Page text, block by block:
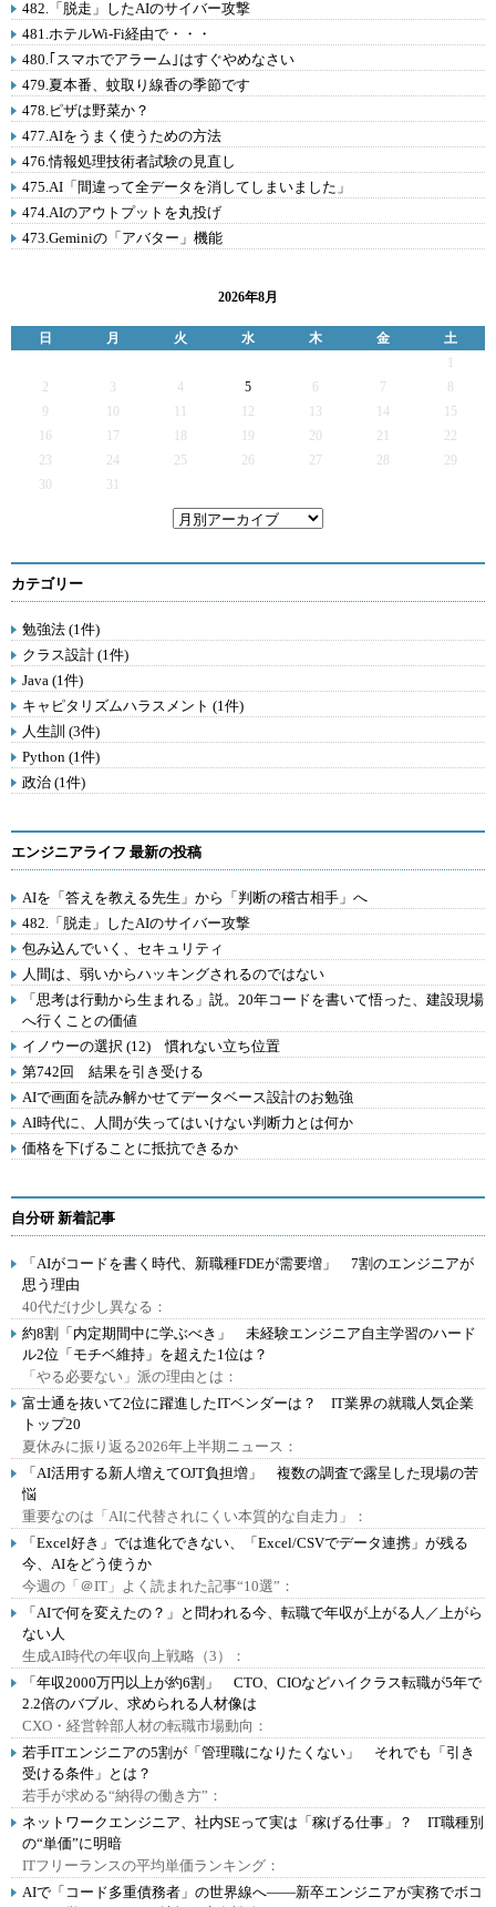
482.「脱走」したAIのサイバー攻撃
481.ホテルWi-Fi経由で・・・
480.｢スマホでアラーム｣はすぐやめなさい
479.夏本番、蚊取り線香の季節です
478.ピザは野菜か？
477.AIをうまく使うための方法
476.情報処理技術者試験の見直し
475.AI「間違って全データを消してしまいました」
474.AIのアウトプットを丸投げ
473.Geminiの「アバター」機能
2026年8月
日 月 火 水 木 金
土
2
3 4 5 6 7
9
12 13 14
15
16
17 19 20 21
22
23
24 25 26 27 28
29
30
31
カテゴリー
勉強法 (1件)
クラス設計 (1件)
Java (1件)
キャピタリズムハラスメント (1件)
人生訓 (3件)
Python (1件)
政治 (1件)
エンジニアライフ 最新の投稿
AIを「答えを教える先生」から「判断の稽古相手」へ
482.「脱走」したAIのサイバー攻撃
包み込んでいく、セキュリティ
人間は、弱いからハッキングされるのではない
「思考は行動から生まれる」説。20年コードを書いて悟った、建設現場
へ行くことの価値
イノウーの選択 (12) 慣れない立ち位置
第742回 結果を引き受ける
AIで画面を読み解かせてデータベース設計のお勉強
AI時代に、人間が失ってはいけない判断力とは何か
価格を下げることに抵抗できるか
自分研 新着記事
「AIがコードを書く時代、新職種FDEが需要増」 7割のエンジニアが
思う理由
40代だけ少し異なる：
約8割「内定期間中に学ぶべき」 未経験エンジニア自主学習のハード
ル2位「モチベ維持」を超えた1位は？
「やる必要ない」派の理由とは：
富士通を抜いて2位に躍進したITベンダーは？ IT業界の就職人気企業
トップ20
夏休みに振り返る2026年上半期ニュース：
「AI活用する新人増えてOJT負担増」 複数の調査で露呈した現場の苦
悩
重要なのは「AIに代替されにくい本質的な自走力」：
「Excel好き」では進化できない、「Excel/CSVでデータ連携」が残る
今、AIをどう使うか
今週の「＠IT」よく読まれた記事“10選”：
「AIで何を変えたの？」と問われる今、転職で年収が上がる人／上がら
ない人
生成AI時代の年収向上戦略（3）：
「年収2000万円以上が約6割」 CTO、CIOなどハイクラス転職が5年で
2.2倍のバブル、求められる人材像は
CXO・経営幹部人材の転職市場動向：
若手ITエンジニアの5割が「管理職になりたくない」 それでも「引き
受ける条件」とは？
若手が求める“納得の働き方”：
ネットワークエンジニア、社内SEって実は「稼げる仕事」？ IT職種別
の“単価”に明暗
ITフリーランスの平均単価ランキング：
AIで「コード多重債務者」の世界線へ――新卒エンジニアが実務でボコ